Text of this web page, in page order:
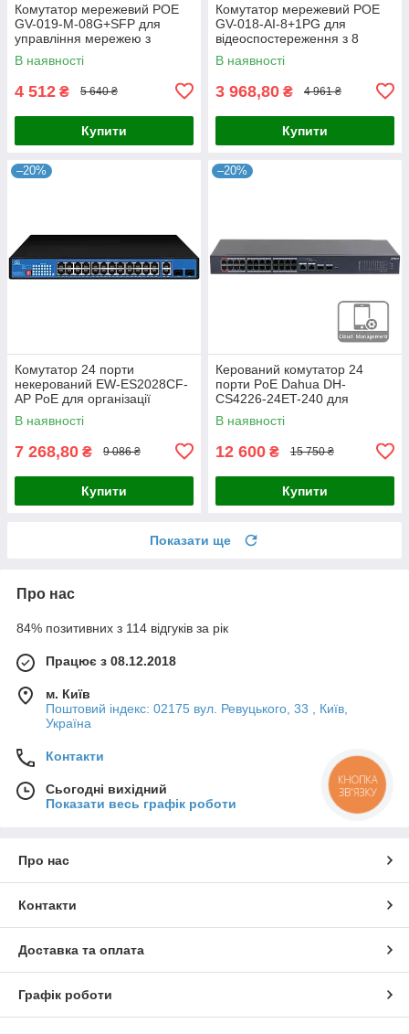
Комутатор мережевий POE
GV-019-M-08G+SFP для
управління мережею з
підтримкою PoE та оптичним
підключенням
В наявності
4 512 ₴ 5 640 ₴
Купити
Комутатор мережевий POE
GV-018-AI-8+1PG для
відеоспостереження з 8
портами 10/100 Mbit та
підтримкою живлення на
В наявності
3 968,80 ₴ 4 961 ₴
Купити
–20%
Комутатор 24 порти
некерований EW-ES2028CF-
AP PoE для організації
мережевої інфраструктури з
віддаленим керуванням та
В наявності
7 268,80 ₴ 9 086 ₴
Купити
–20%
Керований комутатор 24
порти PoE Dahua DH-
CS4226-24ET-240 для
організації мережі та
живлення IP-камер і
В наявності
12 600 ₴ 15 750 ₴
Купити
Показати ще
Про нас
84% позитивних з 114 відгуків за рік
Працює з 08.12.2018
м. Київ
Поштовий індекс: 02175 вул. Ревуцького, 33 , Київ,
Україна
Контакти
Сьогодні вихідний
Показати весь графік роботи
Про нас
Контакти
Доставка та оплата
Графік роботи
КНОПКА
ЗВ'ЯЗКУ